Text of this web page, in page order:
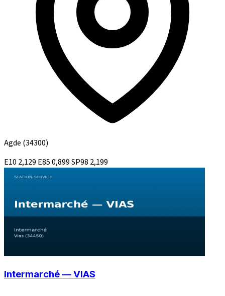
Agde (34300)
E10 2,129 E850,899SP98 2,199
Intermarché — VIAS